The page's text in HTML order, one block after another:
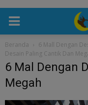
Beranda 6 Mall Dengan
Desain Paling Cantik Dan
6 Mal Dengan
Megah